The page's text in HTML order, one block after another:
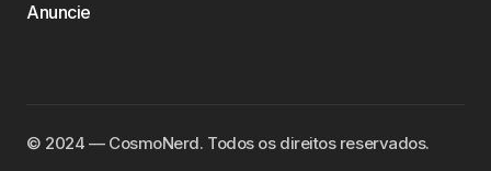
Anuncie
©️ 2024 — CosmoNerd. Todos os direitos reservados.